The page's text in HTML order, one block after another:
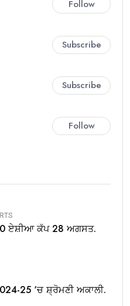
Follow
Subscribe
Subscribe
Follow
ਏਸ਼ੀਆ ਕੱਪ 28 ਅਗਸਤ.
25 ‘ਚ ਸ਼੍ਰੋਮਣੀ ਅਕਾਲੀ.